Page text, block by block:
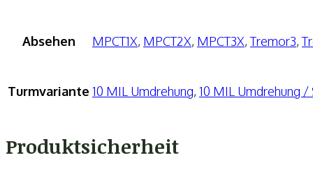
Absehen MPCT1X, MPCT2X, MPCT3X,Tremor3,
Turmvariante 10 MIL Umdrehung, 10 MIL Umdrehung /
Produktsicherheit